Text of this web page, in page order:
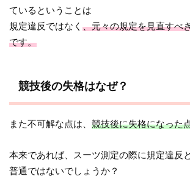
ているということは
規定違反ではなく、元々の規定を見直すべ
です。
競技後の失格はなぜ？
また不可解な点は、競技後に失格になった
本来であれば、スーツ測定の際に規定違反
普通ではないでしょうか？